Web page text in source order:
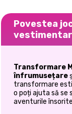
Povestea
Transformare
înfrumusețare
transformare
o poți ajuta să se
aventurile